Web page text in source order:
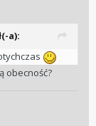
a):
obecność?